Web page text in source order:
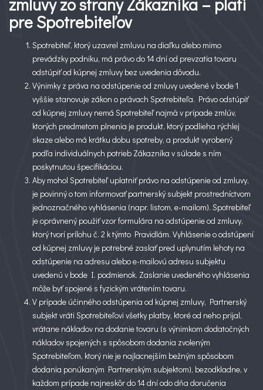
pre Spotrebiteľov
Spotrebiteľ, ktorý uzavrel zmluvu na diaľku alebo mimo
prevádzky podniku, má právo do 14 dní od prevzatia tovaru
odstúpiť od kúpnej zmluvy bez uvedenia dôvodu.
Výnimky z práva na odstúpenie od zmluvy uvedené v bode 1
vyššie stanovuje zákon o právach Spotrebiteľa. Právo odstúpiť
od kúpnej zmluvy nemá Spotrebiteľ najmä v prípade zmlúv,
ktorých predmetom plnenia je produkt, ktorý podlieha rýchlej
skaze alebo má krátku dobu spotreby, a produkt vyrobený
podľa individuálnych potrieb Zákazníka v súlade s ním
poskytnutou špecifikáciou.
Aby mohol Spotrebiteľ uplatniť právo na odstúpenie od zmluvy,
je povinný o tom informovať partnerský subjekt prostredníctvom
jednoznačného vyhlásenia (napr. listom, e-mailom). Spotrebiteľ
je oprávnený použiť vzor formulára na odstúpenie od zmluvy,
ktorý tvorí prílohu č. 2 k týmto Pravidlám. Vyhlásenie o odstúpení
od kúpnej zmluvy je potrebné zaslať pred uplynutím lehoty na
odstúpenie na adresu alebo e-mailovú adresu subjektu
uvedenú v bode I. podmienok. Zaslanie uvedeného vyhlásenia
môže byť spojené s fyzickým vrátením tovaru.
V prípade účinného odstúpenia od kúpnej zmluvy, Partnerský
subjekt vráti Spotrebiteľovi všetky platby, ktoré od neho prijal,
vrátane nákladov na dodanie tovaru (s výnimkom dodatočných
nákladov spojených s spôsobom dodania zvoleným
Spotrebiteľom, ktorý nie je najlacnejším bežným spôsobom
dodania ponúkaným Partnerským subjektom), bezodkladne, v
každom prípade najneskôr do 14 dní odo dňa doručenia